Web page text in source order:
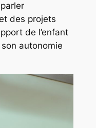
des projets
de l’enfant
autonomie